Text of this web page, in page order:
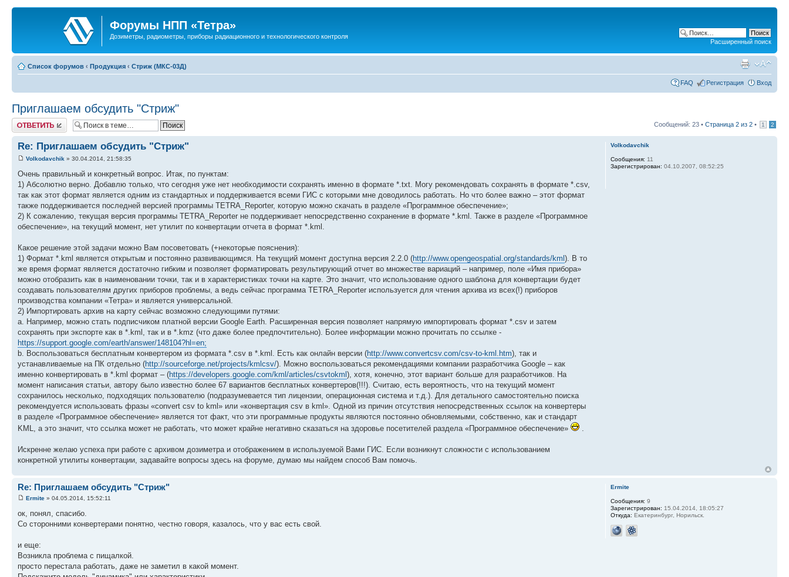
Форумы НПП «Тетра»
Дозиметры, радиометры, приборы радиационного и технологического контроля
Расширенный поиск
Список форумов ‹ Продукция ‹ Стриж (МКС-03Д)
FAQ Регистрация Вход
Приглашаем обсудить "Стриж"
Ответить Сообщений: 23 • Страница 2 из 2 • 1 2
Re: Приглашаем обсудить "Стриж"
Volkodavchik » 30.04.2014, 21:58:35
Очень правильный и конкретный вопрос. Итак, по пунктам:
1) Абсолютно верно. Добавлю только, что сегодня уже нет необходимости сохранять именно в формате *.txt. Могу рекомендовать сохранять в формате *.csv,
так как этот формат является одним из стандартных и поддерживается всеми ГИС с которыми мне доводилось работать. Но что более важно – этот формат
также поддерживается последней версией программы TETRA_Reporter, которую можно скачать в разделе «Программное обеспечение»;
2) К сожалению, текущая версия программы TETRA_Reporter не поддерживает непосредственно сохранение в формате *.kml. Также в разделе «Программное
обеспечение», на текущий момент, нет утилит по конвертации отчета в формат *.kml.
Какое решение этой задачи можно Вам посоветовать (+некоторые пояснения):
1) Формат *.kml является открытым и постоянно развивающимся. На текущий момент доступна версия 2.2.0 (http://www.opengeospatial.org/standards/kml). В то
же время формат является достаточно гибким и позволяет форматировать результирующий отчет во множестве вариаций – например, поле «Имя прибора»
можно отобразить как в наименовании точки, так и в характеристиках точки на карте. Это значит, что использование одного шаблона для конвертации будет
создавать пользователям других приборов проблемы, а ведь сейчас программа TETRA_Reporter используется для чтения архива из всех(!) приборов
производства компании «Тетра» и является универсальной.
2) Импортировать архив на карту сейчас возможно следующими путями:
a. Например, можно стать подписчиком платной версии Google Earth. Расширенная версия позволяет напрямую импортировать формат *.csv и затем
сохранять при экспорте как в *.kml, так и в *.kmz (что даже более предпочтительно). Более информации можно прочитать по ссылке -
https://support.google.com/earth/answer/148104?hl=en;
b. Воспользоваться бесплатным конвертером из формата *.csv в *.kml. Есть как онлайн версии (http://www.convertcsv.com/csv-to-kml.htm), так и
устанавливаемые на ПК отдельно (http://sourceforge.net/projects/kmlcsv/). Можно воспользоваться рекомендациями компании разработчика Google – как
именно конвертировать в *.kml формат – (https://developers.google.com/kml/articles/csvtokml), хотя, конечно, этот вариант больше для разработчиков. На
момент написания статьи, автору было известно более 67 вариантов бесплатных конвертеров(!!!). Считаю, есть вероятность, что на текущий момент
сохранилось несколько, подходящих пользователю (подразумевается тип лицензии, операционная система и т.д.). Для детального самостоятельно поиска
рекомендуется использовать фразы «convert csv to kml» или «конвертация csv в kml». Одной из причин отсутствия непосредственных ссылок на конвертеры
в разделе «Программное обеспечение» является тот факт, что эти программные продукты являются постоянно обновляемыми, собственно, как и стандарт
KML, а это значит, что ссылка может не работать, что может крайне негативно сказаться на здоровье посетителей раздела «Программное обеспечение»
Искренне желаю успеха при работе с архивом дозиметра и отображением в используемой Вами ГИС. Если возникнут сложности с использованием
конкретной утилиты конвертации, задавайте вопросы здесь на форуме, думаю мы найдем способ Вам помочь.
Volkodavchik
Сообщения: 11
Зарегистрирован: 04.10.2007, 08:52:25
Re: Приглашаем обсудить "Стриж"
Ermite » 04.05.2014, 15:52:11
ок, понял, спасибо.
Со сторонними конвертерами понятно, честно говоря, казалось, что у вас есть свой.
и еще:
Возникла проблема с пищалкой.
просто перестала работать, даже не заметил в какой момент.
Ermite
Сообщения: 9
Зарегистрирован: 15.04.2014, 18:05:27
Откуда: Екатеринбург, Норильск.